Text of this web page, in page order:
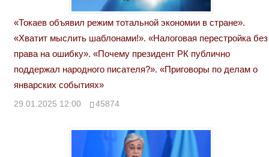
«Токаев объявил режим тотальной экономии в стране».
«Хватит мыслить шаблонами!». «Налоговая перестройка без
права на ошибку». «Почему президент РК публично
поддержал народного писателя?». «Приговоры по делам о
январских событиях»
29.01.2025 12:00 45874